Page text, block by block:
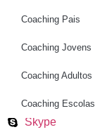
Coaching Pais
Coaching Jovens
Coaching Adultos
Coaching Escolas
Telefone
WhatsApp
Skype